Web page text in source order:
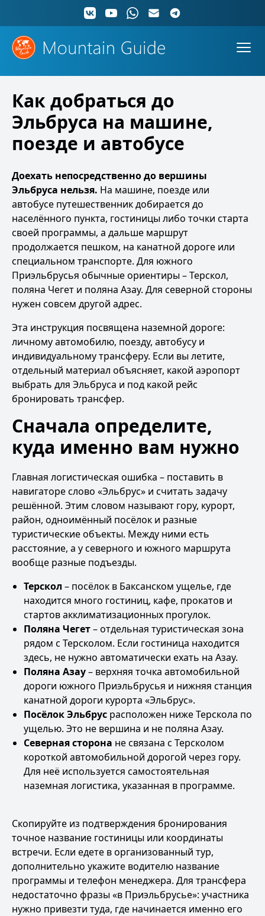
Как добраться до
Эльбруса на машине,
поезде и автобусе
Доехать непосредственно до вершины
Эльбруса нельзя. На машине, поезде или
автобусе путешественник добирается до
населённого пункта, гостиницы либо точки старта
своей программы, а дальше маршрут
продолжается пешком, на канатной дороге или
специальном транспорте. Для южного
Приэльбрусья обычные ориентиры – Терскол,
поляна Чегет и поляна Азау. Для северной стороны
нужен совсем другой адрес.
Эта инструкция посвящена наземной дороге:
личному автомобилю, поезду, автобусу и
индивидуальному трансферу. Если вы летите,
отдельный материал объясняет, какой аэропорт
выбрать для Эльбруса и под какой рейс
бронировать трансфер.
Сначала определите,
куда именно вам нужно
Главная логистическая ошибка – поставить в
навигаторе слово «Эльбрус» и считать задачу
решённой. Этим словом называют гору, курорт,
район, одноимённый посёлок и разные
туристические объекты. Между ними есть
расстояние, а у северного и южного маршрута
вообще разные подъезды.
Терскол – посёлок в Баксанском ущелье, где
находится много гостиниц, кафе, прокатов и
стартов акклиматизационных прогулок.
Поляна Чегет– отдельная туристическая зона
рядом с Терсколом. Если гостиница находится
здесь, не нужно автоматически ехать на Азау.
Поляна Азау– верхняя точка автомобильной
дороги южного Приэльбрусья и нижняя станция
канатной дороги курорта «Эльбрус».
Посёлок Эльбрус расположен ниже Терскола по
ущелью. Это не вершина и не поляна Азау.
Северная сторона не связана с Терсколом
короткой автомобильной дорогой через гору.
Для неё используется самостоятельная
наземная логистика, указанная в программе.
Скопируйте из подтверждения бронирования
точное название гостиницы или координаты
встречи. Если едете в организованный тур,
дополнительно укажите водителю название
программы и телефон менеджера. Для трансфера
недостаточно фразы «в Приэльбрусье»: участника
нужно привезти туда, где начинается именно его